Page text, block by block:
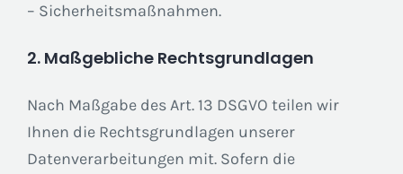
– Sicherheitsmaßnahmen.
2. Maßgebliche Rechtsgrundlagen
Nach Maßgabe des Art. 13 DSGVO teilen wir
Ihnen die Rechtsgrundlagen unserer
Datenverarbeitungen mit. Sofern die